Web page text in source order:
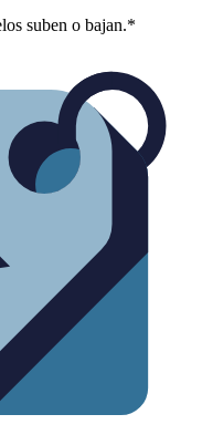
suben o bajan.*